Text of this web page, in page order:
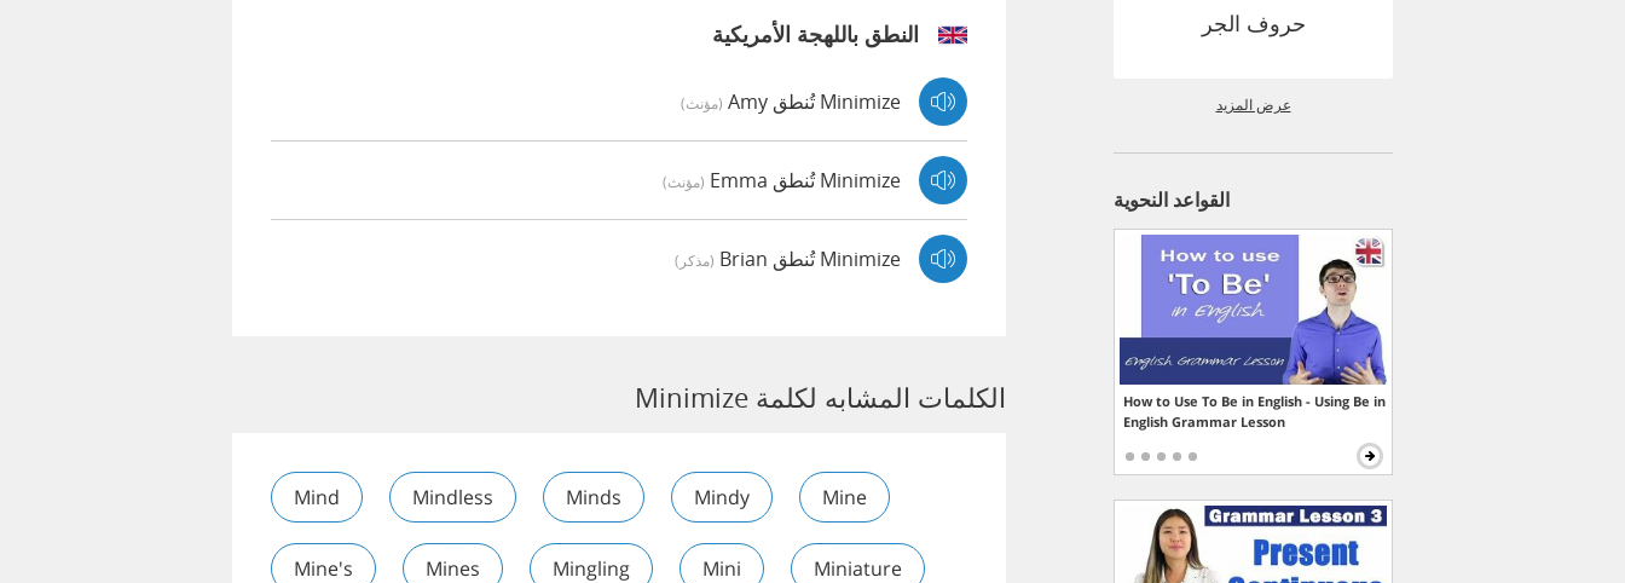
النطق باللهجة الأمريكية
Minimize تُنطق Amy (مؤنث)
Minimize تُنطق Emma (مؤنث)
Minimize تُنطق Brian (مذكر)
الكلمات المشابه لكلمة Minimize
Mind Mindless Minds Mindy Mine
Mine's Mines Mingling Mini Miniature
حروف الجر
عرض المزيد
القواعد النحوية
How to Use To Be in English - Using Be in
English Grammar Lesson